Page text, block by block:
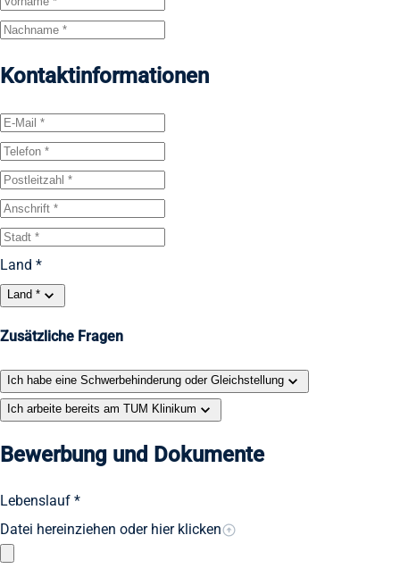
Kontaktinformationen
Land *
Land *
Zusätzliche Fragen
Ich habe eine Schwerbehinderung oder Gleichstellung
Ich arbeite bereits am TUM Klinikum
Bewerbung und Dokumente
Lebenslauf *
Datei hereinziehen oder hier klicken